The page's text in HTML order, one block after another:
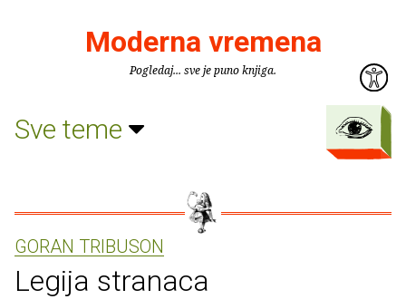
Moderna vremena
Pogledaj... sve je puno knjiga.
Sve teme
GORAN TRIBUSON
Legija stranaca